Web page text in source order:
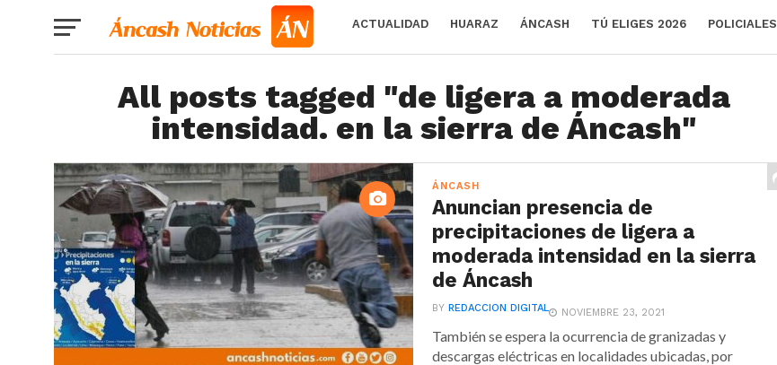
ACTUALIDAD HUARAZ ÁNCASH TÚ ELIGES 2026 POLICIALES
All posts tagged "de ligera a moderada
intensidad. en la sierra de Áncash"
ÁNCASH
Anuncian presencia de
precipitaciones de ligera a
moderada intensidad en la sierra
de Áncash
BYREDACCION DIGITAL NOVIEMBRE 23, 2021
También se espera la ocurrencia de granizadas y
descargas eléctricas en localidades ubicadas, por